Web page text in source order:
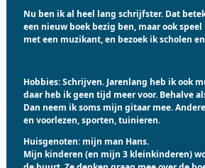
Nu ben ik al heel lang schrijfster. Dat
een nieuw boek bezig ben, maar ook
met een muzikant, en bezoek ik scholen
Hobbies:Schrijven. Jarenlang heb ik ook
daar heb ik geen tijd meer voor. Behalve
Dan neem ik soms mijn gitaar mee.
en voorlezen, sporten, tuinieren.
Huisgenoten: mijn man Hans.
Mijn kinderen (en mijn 3 kleinkinderen)